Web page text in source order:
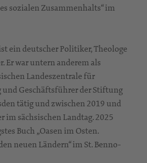
sozialen Zusammenhalts“ im
ein deutscher Politiker, Theologe
Er war untern anderem als
Landeszentrale für
Geschäftsführer der Stiftung
tätig und zwischen 2019 und
im sächsischen Landtag. 2025
Buch „Oasen im Osten.
neuen Ländern“ im St. Benno-